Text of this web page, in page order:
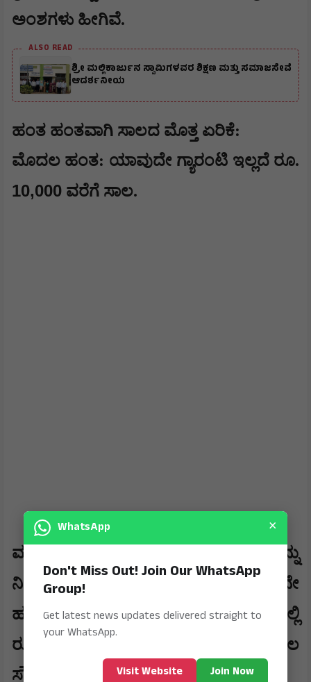
ಅಂಶಗಳು ಹೀಗಿವೆ.
ALSO READ
ಶ್ರೀ ಮಲ್ಲಿಕಾರ್ಜುನ ಸ್ವಾಮಿಗಳವರ ಶಿಕ್ಷಣ ಮತ್ತು ಸಮಾಜಸೇವೆ
ಆದರ್ಶನೀಯ
ಹಂತ ಹಂತವಾಗಿ ಸಾಲದ ಮೊತ್ತ ಏರಿಕೆ:
ಮೊದಲ ಹಂತ: ಯಾವುದೇ ಗ್ಯಾರಂಟಿ ಇಲ್ಲದೆ ರೂ.
10,000 ವರೆಗೆ ಸಾಲ.
ಮುಂದಿನ ಹಂತಗಳು: ಮೊದಲ ಸಾಲವನ್ನು
ನಿಗದಿತ ಅವಧಿಯಲ್ಲಿ ಮರುಪಾವತಿಸಿದರೆ
ನೇ
ಹಂತದಲ್ಲಿ ರೂ.20,000ಹಾಗೂ 3ನೇ ಹಂತದಲ್ಲಿ
ರೂ.
ವರೆಗೆ ದೊಡ್ಡ ಮೊತ್ತದ ಸಾಲ
ಸೌಲಭ್ಯ.
WhatsApp ×
Don't Miss Out! Join Our WhatsApp
Group!
Get latest news updates delivered straight to
your WhatsApp.
Visit Website Join Now